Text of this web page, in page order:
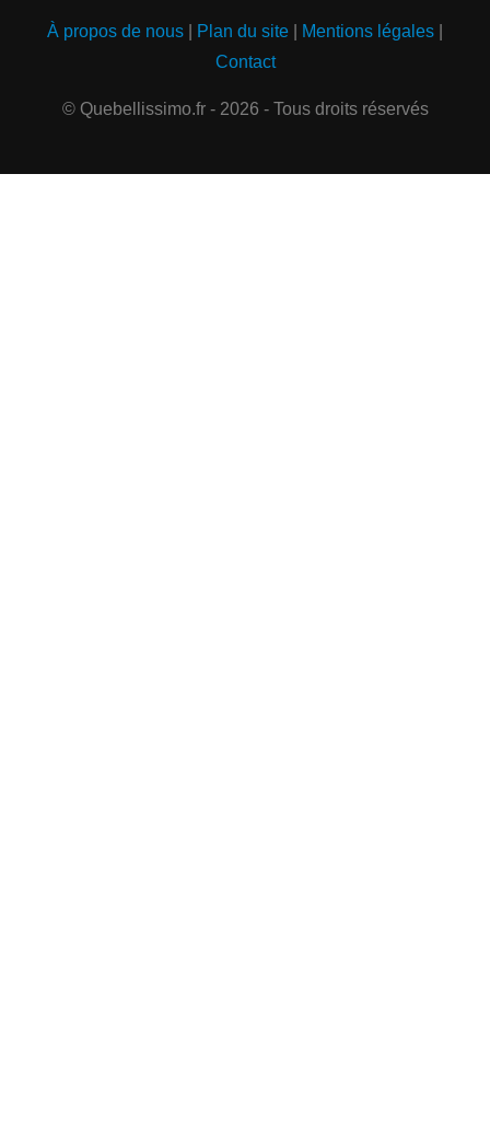
À propos de nous Plan du site Mentions légales
Contact
© Quebellissimo.fr - 2026 - Tous droits réservés